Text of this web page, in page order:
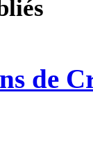
de